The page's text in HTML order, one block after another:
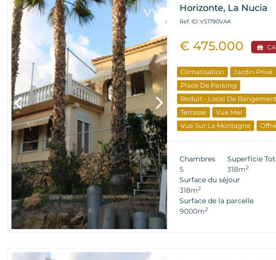
Horizonte, La Nucia
Ref. ID: VS1790VAK
€ 475.000
Climatisation
Jardin Privé
Place De Parking
Reduit - Local De
Terrasse
Vue Mer
Vue Sur La Montagne
Chambres
5
Superficie
318m2
Surface du séjour
318m2
Surface de la parcelle
9000m2